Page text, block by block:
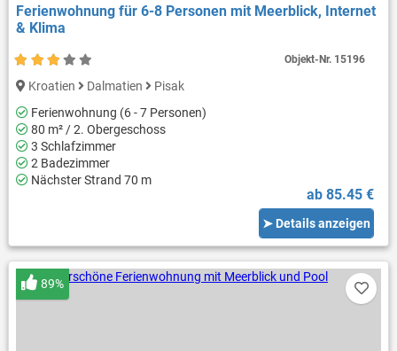
Ferienwohnung für 6-8 Personen mit Meerblick, Internet
& Klima
Kroatien Dalmatien
Pisak
Ferienwohnung (6 - 7 Personen)
80 m² / 2. Obergeschoss
3 Schlafzimmer
2 Badezimmer
Nächster Strand 70 m
ab 85.45 €
➤ Details anzeigen
Objekt-Nr. 15196
89%